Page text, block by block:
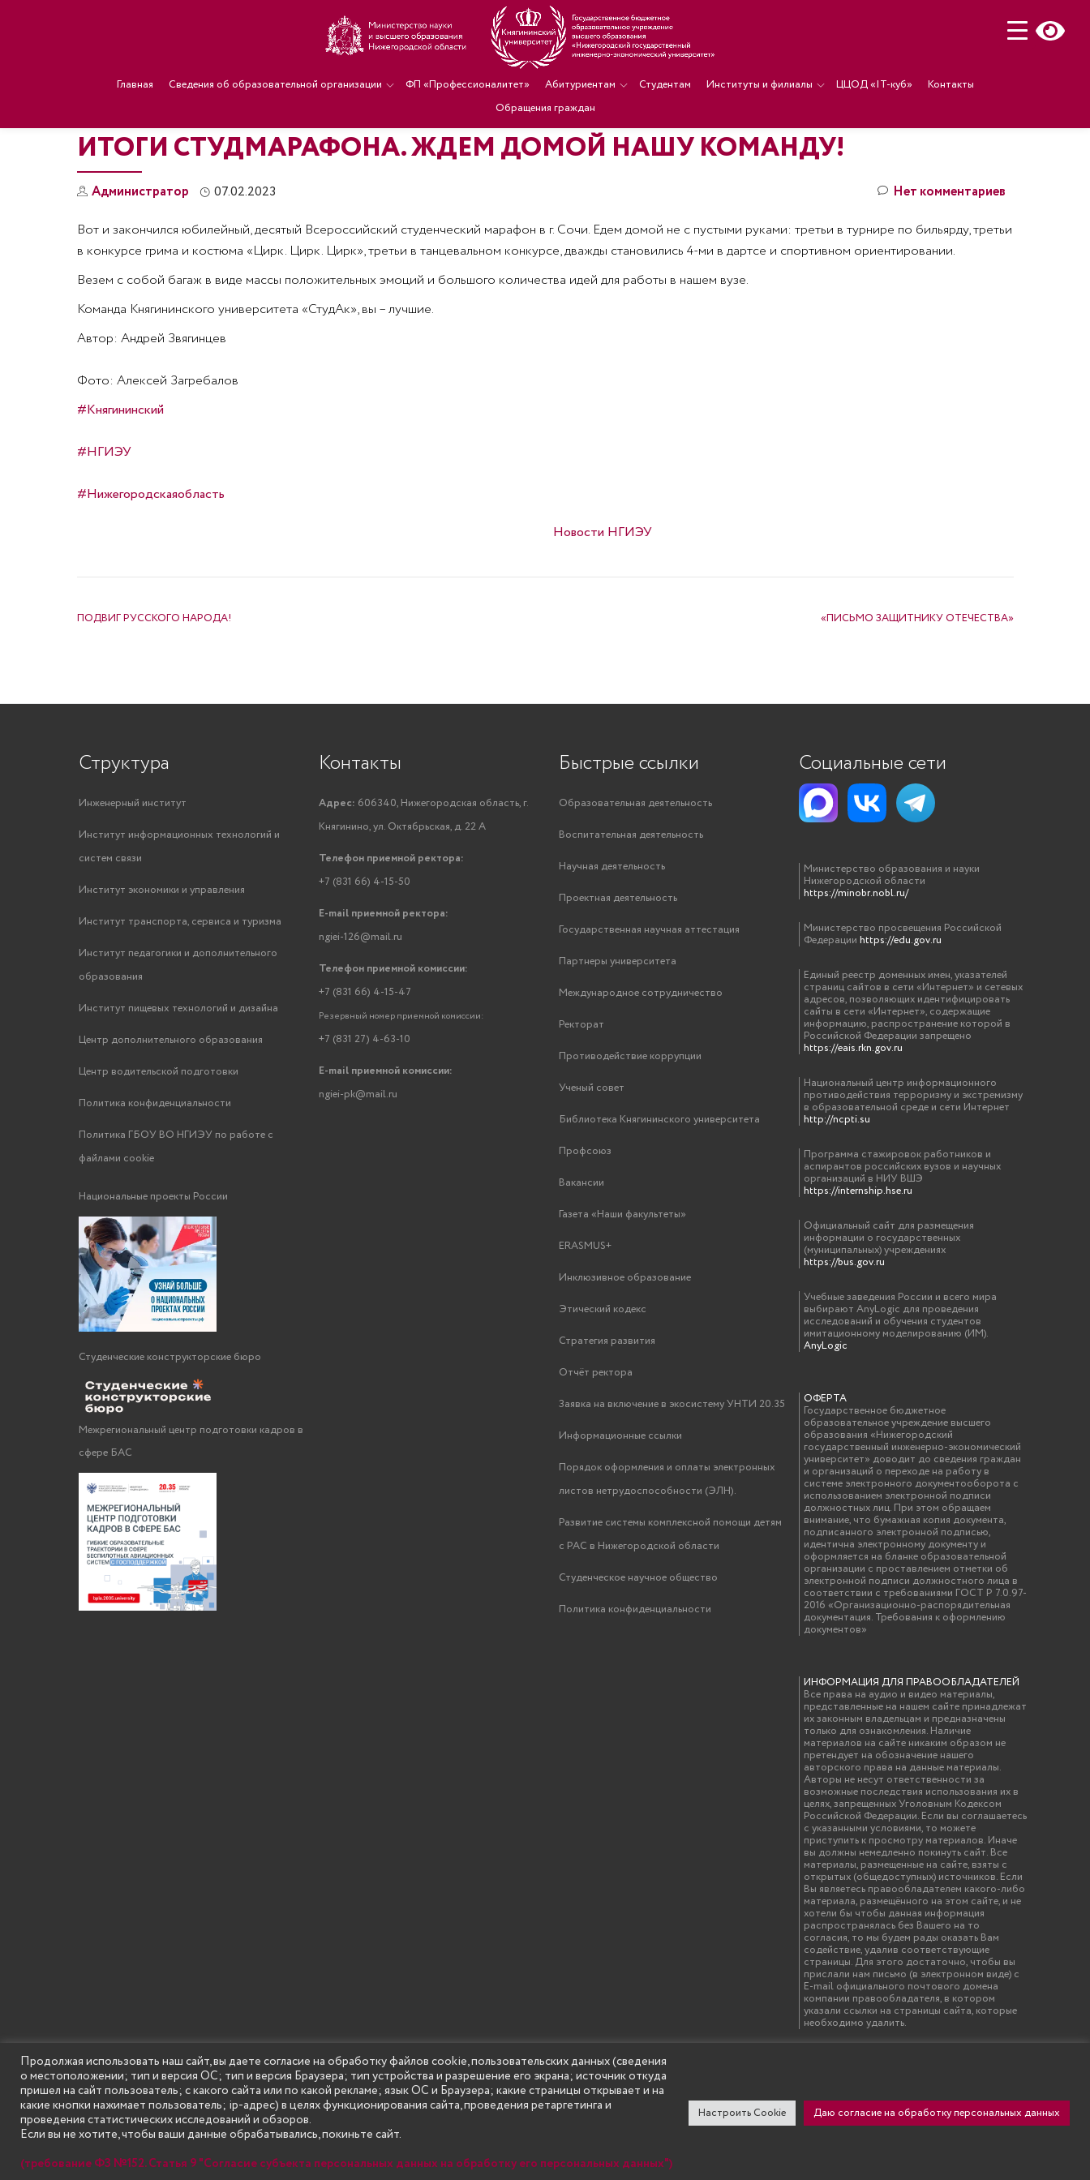
Главная Сведения об образовательной организации ФП «Профессионалитет» Абитуриентам Студентам Институты и филиалы ЦЦОД «IT-куб»
Контакты
Обращения граждан
ИТОГИ СТУДМАРАФОНА. ЖДЕМ ДОМОЙ НАШУ КОМАНДУ!
Администратор 07.02.2023 Нет комментариев
Вот и закончился юбилейный, десятый Всероссийский студенческий марафон в г. Сочи. Едем домой не с пустыми руками: третьи в турнире по бильярду, третьи
в конкурсе грима и костюма «Цирк. Цирк. Цирк», третьи в танцевальном конкурсе, дважды становились 4-ми в дартсе и спортивном ориентировании.
Везем с собой багаж в виде массы положительных эмоций и большого количества идей для работы в нашем вузе.
Команда Княгининского университета «СтудАк», вы – лучшие.
Автор: Андрей Звягинцев
Фото: Алексей Загребалов
#Княгининский
#НГИЭУ
#Нижегородскаяобласть
Новости НГИЭУ
ПОДВИГ РУССКОГО НАРОДА! «ПИСЬМО ЗАЩИТНИКУ ОТЕЧЕСТВА»
Структура
Инженерный институт
Институт информационных технологий и
систем связи
Институт экономики и управления
Институт транспорта, сервиса и туризма
Институт педагогики и дополнительного
образования
Институт пищевых технологий и дизайна
Центр дополнительного образования
Центр водительской подготовки
Политика конфиденциальности
Политика ГБОУ ВО НГИЭУ по работе с
файлами cookie
Национальные проекты России
Студенческие конструкторские бюро
Межрегиональный центр подготовки кадров в
сфере БАС
Контакты
Адрес: 606340, Нижегородская область, г.
Княгинино, ул. Октябрьская, д. 22 А
Телефон приемной ректора:
+7 (831 66) 4-15-50
E-mail приемной ректора:
ngiei-126@mail.ru
Телефон приемной комиссии:
+7 (831 66) 4-15-47
Резервный номер приемной комиссии:
+7 (831 27) 4-63-10
E-mail приемной комиссии:
ngiei-pk@mail.ru
Быстрые ссылки
Образовательная деятельность
Воспитательная деятельность
Научная деятельность
Проектная деятельность
Государственная научная аттестация
Партнеры университета
Международное сотрудничество
Ректорат
Противодействие коррупции
Ученый совет
Библиотека Княгининского университета
Профсоюз
Вакансии
Газета «Наши факультеты»
ERASMUS+
Инклюзивное образование
Этический кодекс
Стратегия развития
Отчёт ректора
Заявка на включение в экосистему УНТИ 20.35
Информационные ссылки
Порядок оформления и оплаты электронных
листов нетрудоспособности (ЭЛН).
Развитие системы комплексной помощи детям
с РАС в Нижегородской области
Студенческое научное общество
Политика конфиденциальности
Социальные сети
Министерство образования и науки
Нижегородской области
https://minobr.nobl.ru/
Министерство просвещения Российской
Федерации https://edu.gov.ru
Единый реестр доменных имен, указателей
страниц сайтов в сети «Интернет» и сетевых
адресов, позволяющих идентифицировать
сайты в сети «Интернет», содержащие
информацию, распространение которой в
Российской Федерации запрещено
https://eais.rkn.gov.ru
Национальный центр информационного
противодействия терроризму и экстремизму
в образовательной среде и сети Интернет
http://ncpti.su
Программа стажировок работников и
аспирантов российских вузов и научных
организаций в НИУ ВШЭ
https://internship.hse.ru
Официальный сайт для размещения
информации о государственных
(муниципальных) учреждениях
https://bus.gov.ru
Учебные заведения России и всего мира
выбирают AnyLogic для проведения
исследований и обучения студентов
имитационному моделированию (ИМ).
AnyLogic
ОФЕРТА
Государственное бюджетное
образовательное учреждение высшего
образования «Нижегородский
государственный инженерно-экономический
университет» доводит до сведения граждан
и организаций о переходе на работу в
системе электронного документооборота с
использованием электронной подписи
должностных лиц. При этом обращаем
внимание, что бумажная копия документа,
подписанного электронной подписью,
идентична электронному документу и
оформляется на бланке образовательной
организации с проставлением отметки об
электронной подписи должностного лица в
соответствии с требованиями ГОСТ Р 7.0.97-
2016 «Организационно-распорядительная
документация. Требования к оформлению
документов»
ИНФОРМАЦИЯ ДЛЯ ПРАВООБЛАДАТЕЛЕЙ
Все права на аудио и видео материалы,
представленные на нашем сайте принадлежат
их законным владельцам и предназначены
только для ознакомления. Наличие
материалов на сайте никаким образом не
претендует на обозначение нашего
авторского права на данные материалы.
Авторы не несут ответственности за
возможные последствия использования их в
целях, запрещенных Уголовным Кодексом
Российской Федерации. Если вы соглашаетесь
с указанными условиями, то можете
приступить к просмотру материалов. Иначе
вы должны немедленно покинуть сайт. Все
материалы, размещенные на сайте, взяты с
открытых (общедоступных) источников. Если
Вы являетесь правообладателем какого-либо
материала, размещённого на этом сайте, и не
хотели бы чтобы данная информация
распространялась без Вашего на то
согласия, то мы будем рады оказать Вам
содействие, удалив соответствующие
страницы. Для этого достаточно, чтобы вы
прислали нам письмо (в электронном виде) с
E-mail официального почтового домена
компании правообладателя, в котором
указали ссылки на страницы сайта, которые
необходимо удалить.
SECONDARY
MENU
© Государственное бюджетное образовательное учреждение высшего образования "Нижегородский государственный инженерно-экономический университет"
(Княгининский университет) 2002 - 2026
Продолжая использовать наш сайт, вы даете согласие на обработку файлов cookie, пользовательских данных (сведения
о местоположении; тип и версия ОС; тип и версия Браузера; тип устройства и разрешение его экрана; источник откуда
пришел на сайт пользователь; с какого сайта или по какой рекламе; язык ОС и Браузера; какие страницы открывает и на
какие кнопки нажимает пользователь; ip-адрес) в целях функционирования сайта, проведения ретаргетинга и
проведения статистических исследований и обзоров.
Если вы не хотите, чтобы ваши данные обрабатывались, покиньте сайт.
(требование ФЗ №152. Статья 9 "Согласие субъекта персональных данных на обработку его персональных данных")
Настроить Cookie Даю согласие на обработку персональных данных